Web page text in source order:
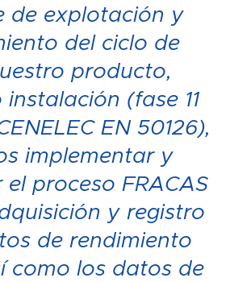
de explotación y
del ciclo de
producto,
(fase 11
EN 50126),
implementar y
proceso FRACAS
y registro
de rendimiento
como los datos de